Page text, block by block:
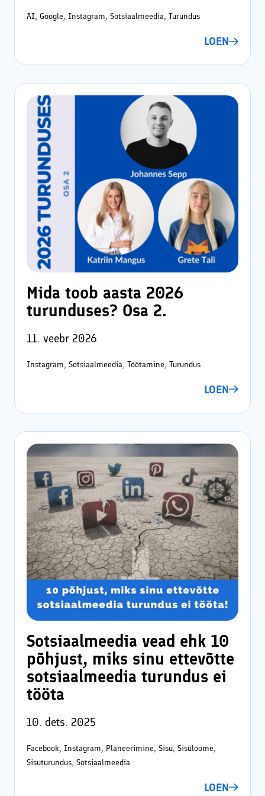
AI, Google, Instagram, Sotsiaalmeedia, Turundus
LOEN
Mida toob aasta 2026
turunduses? Osa 2.
11. veebr 2026
Instagram, Sotsiaalmeedia, Töötamine, Turundus
LOEN
Sotsiaalmeedia vead ehk 10
põhjust, miks sinu ettevõtte
sotsiaalmeedia turundus ei
tööta
10. dets. 2025
Facebook, Instagram, Planeerimine, Sisu, Sisuloome,
Sisuturundus, Sotsiaalmeedia
LOEN